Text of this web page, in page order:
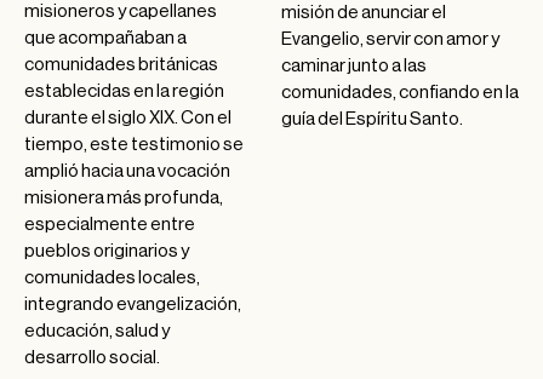
misioneros y capellanes
que acompañaban a
comunidades británicas
establecidas en la región
durante el siglo XIX. Con el
tiempo, este testimonio se
amplió hacia una vocación
misionera más profunda,
especialmente entre
pueblos originarios y
comunidades locales,
integrando evangelización,
educación, salud y
desarrollo social.
misión de anunciar el
Evangelio, servir con amor y
caminar junto a las
comunidades, confiando en la
guía del Espíritu Santo.